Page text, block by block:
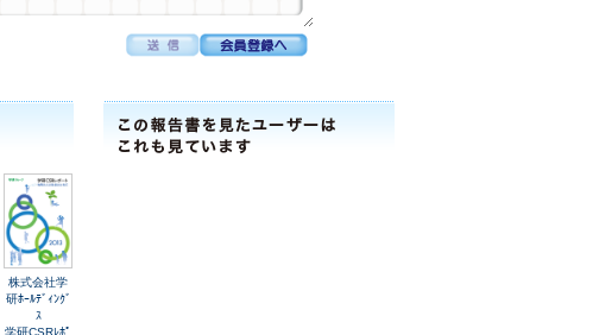
株式会社学
研ﾎｰﾙﾃﾞｨﾝｸﾞ
ｽ
学研CSRﾚﾎﾟ